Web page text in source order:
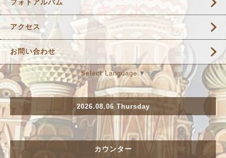
フォトアルバム
アクセス
お問い合わせ
Select Language ▼
2026.08.06 Thursday
カウンター